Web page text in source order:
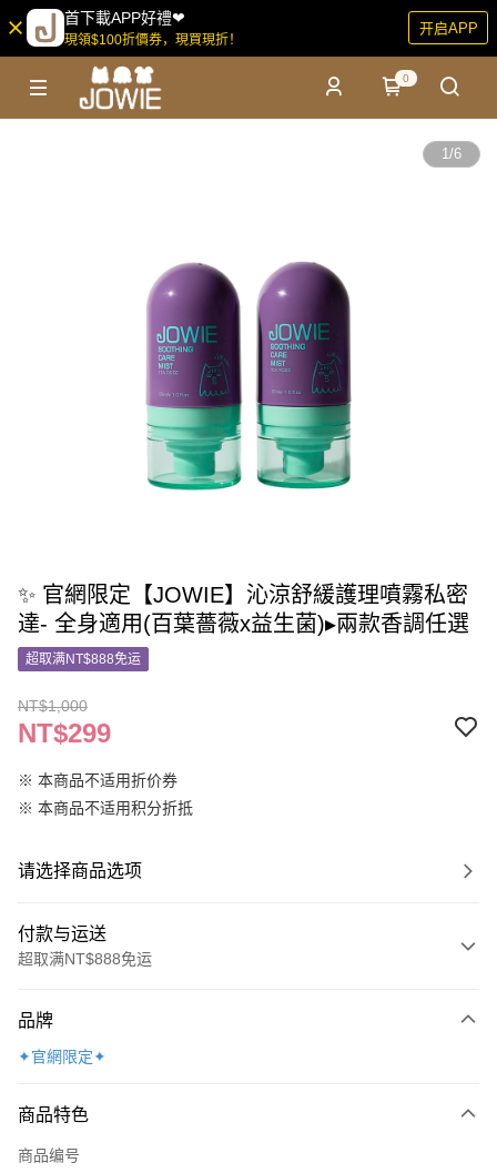
首下載APP好禮❤
現領$100折價券，現買現折！
开启APP
0
1/6
✨ 官網限定【JOWIE】沁涼舒緩護理噴霧私密
達- 全身適用(百葉薔薇x益生菌)▸兩款香調任選
超取满NT$888免运
NT$1,000
NT$299
※ 本商品不适用折价券
※ 本商品不适用积分折抵
请选择商品选项
付款与运送
超取满NT$888免运
信用卡一次付款
LINE Pay
Apple Pay
品牌
✦官網限定✦
商品特色
商品编号